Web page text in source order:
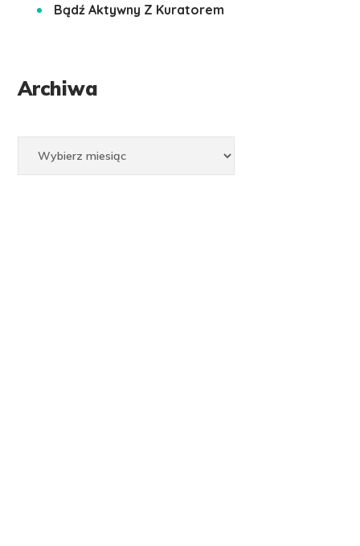
Bądź Aktywny Z Kuratorem
Archiwa
Archiwa